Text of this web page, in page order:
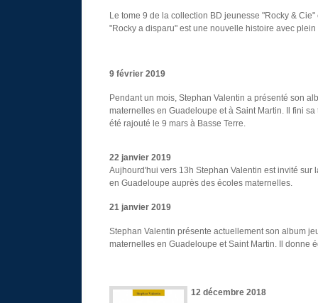
Le tome 9 de la collection BD jeunesse "Rocky &
"Rocky a disparu" est une nouvelle histoire avec
9 février 2019
Pendant un mois, Stephan Valentin a présenté son
maternelles en Guadeloupe et à Saint Martin. Il fini
été rajouté le 9 mars à Basse Terre.
22 janvier 2019
Aujhourd'hui vers 13h Stephan Valentin est invité
en Guadeloupe auprès des écoles maternelles.
21 janvier 2019
Stephan Valentin présente actuellement son album
maternelles en Guadeloupe et Saint Martin. Il donne
12 décembre 2018